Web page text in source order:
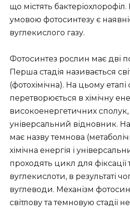
що містять
умовою фотосинтезу є
вуглекислого газу.
Фотосинтез рослин має дві
Перша стадія називається
(фотохімічна). На цьому етапі
перетворюється в хімічну
високоенергетичних сполук,
універсальний відновник. На
має назву темнова
хімічна енергія і
проходять цикл для фіксації
вуглекислоти, в результаті
вуглеводи. Механізм
світлову та темновую стадії